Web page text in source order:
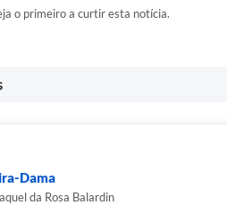
o primeiro a curtir esta notícia.
Dama
da Rosa Balardin